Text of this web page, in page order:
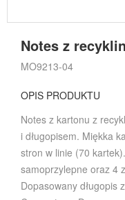
Notes z
MO9213-04
OPIS PRODUKTU
Notes z kartonu z
i długopisem. Miękka
stron w linie (70
samoprzylepne oraz 4
Dopasowany długopis